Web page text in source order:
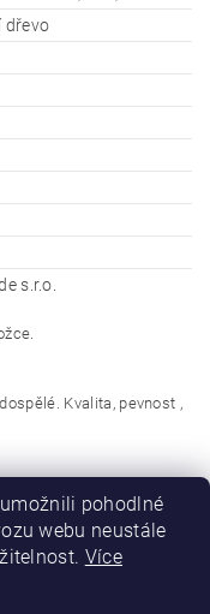
dřevo
s.r.o.
Kvalita, pevnost ,
pohodlné
webu neustále
Více